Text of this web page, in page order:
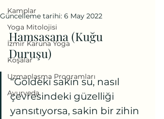
Kamplar
Yoga Mitolojisi
İzmir Karuna Yoga
Koşalar
Uzmanlaşma Programları
Ayurveda
Güncelleme tarihi: 6 May 2022
Hamsasana (Kuğu
Duruşu)
“Göldeki sakin su, nasıl
çevresindeki güzelliği
yansıtıyorsa, sakin bir zihin